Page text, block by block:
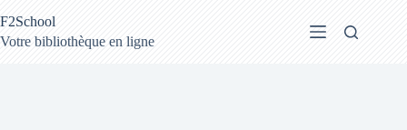
au
contenu
F2School
Votre bibliothèque en ligne